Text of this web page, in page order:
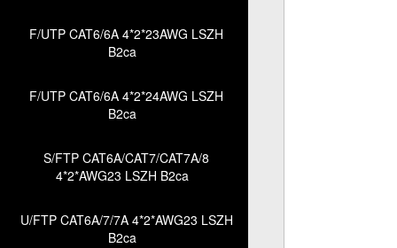
F/UTP CAT6/6A 4*2*23AWG LSZH
B2ca
F/UTP CAT6/6A 4*2*24AWG LSZH
B2ca
S/FTP CAT6A/CAT7/CAT7A/8
4*2*AWG23 LSZH B2ca
U/FTP CAT6A/7/7A 4*2*AWG23 LSZH
B2ca